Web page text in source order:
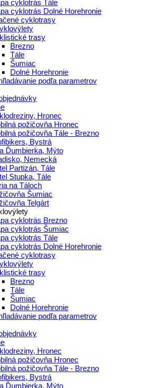
cyklotrás Tále
cyklotrás Dolné Horehronie
cyklotrasy
trasy
Brezno
Tále
Šumiac
Dolné Horehronie
podľa parametrov
Hronec
požičovňa Hronec
požičovňa Tále - Brezno
Bystrá
Ďumbierka, Mýto
Nemecká
Partizán, Tále
Stupka, Tále
na Táloch
Šumiac
Telgárt
cyklotrás Brezno
cyklotrás Šumiac
cyklotrás Tále
cyklotrás Dolné Horehronie
cyklotrasy
trasy
Brezno
Tále
Šumiac
Dolné Horehronie
podľa parametrov
Hronec
požičovňa Hronec
požičovňa Tále - Brezno
Bystrá
Ďumbierka, Mýto